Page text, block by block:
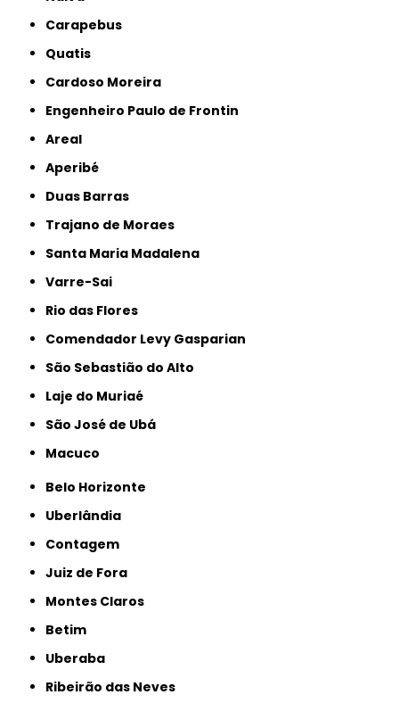
Carapebus
Quatis
Cardoso Moreira
Engenheiro Paulo de Frontin
Areal
Aperibé
Duas Barras
Trajano de Moraes
Santa Maria Madalena
Varre-Sai
Rio das Flores
Comendador Levy Gasparian
São Sebastião do Alto
Laje do Muriaé
São José de Ubá
Macuco
Belo Horizonte
Uberlândia
Contagem
Juiz de Fora
Montes Claros
Betim
Uberaba
Ribeirão das Neves